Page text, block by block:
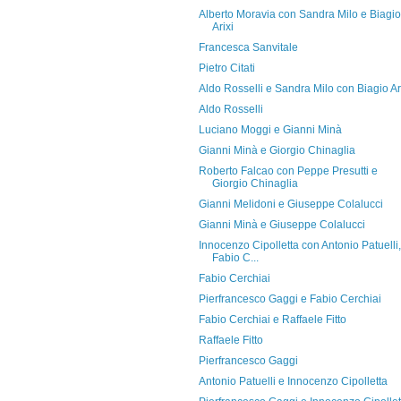
Alberto Moravia con Sandra Milo e Biagio
Arixi
Francesca Sanvitale
Pietro Citati
Aldo Rosselli e Sandra Milo con Biagio
Aldo Rosselli
Luciano Moggi e Gianni Minà
Gianni Minà e Giorgio Chinaglia
Roberto Falcao con Peppe Presutti e
Giorgio Chinaglia
Gianni Melidoni e Giuseppe Colalucci
Gianni Minà e Giuseppe Colalucci
Innocenzo Cipolletta con Antonio Patuelli,
Fabio C...
Fabio Cerchiai
Pierfrancesco Gaggi e Fabio Cerchiai
Fabio Cerchiai e Raffaele Fitto
Raffaele Fitto
Pierfrancesco Gaggi
Antonio Patuelli e Innocenzo Cipolletta